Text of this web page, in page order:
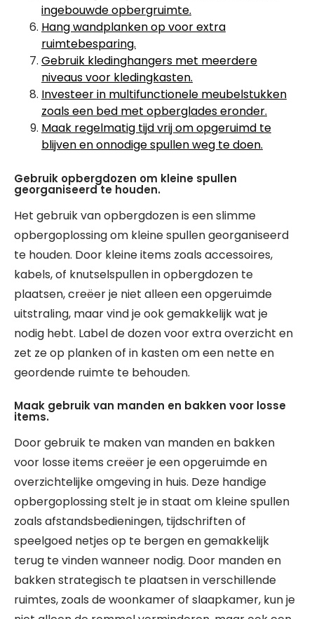
ingebouwde opbergruimte.
Hang wandplanken op voor extra
ruimtebesparing.
Gebruik kledinghangers met meerdere
niveaus voor kledingkasten.
Investeer in multifunctionele meubelstukken
zoals een bed met opberglades eronder.
Maak regelmatig tijd vrij om opgeruimd te
blijven en onnodige spullen weg te doen.
Gebruik opbergdozen om kleine spullen
georganiseerd te houden.
Het gebruik van opbergdozen is een slimme
opbergoplossing om kleine spullen georganiseerd
te houden. Door kleine items zoals accessoires,
kabels, of knutselspullen in opbergdozen te
plaatsen, creëer je niet alleen een opgeruimde
uitstraling, maar vind je ook gemakkelijk wat je
nodig hebt. Label de dozen voor extra overzicht en
zet ze op planken of in kasten om een nette en
geordende ruimte te behouden.
Maak gebruik van manden en bakken voor losse
items.
Door gebruik te maken van manden en bakken
voor losse items creëer je een opgeruimde en
overzichtelijke omgeving in huis. Deze handige
opbergoplossing stelt je in staat om kleine spullen
zoals afstandsbedieningen, tijdschriften of
speelgoed netjes op te bergen en gemakkelijk
terug te vinden wanneer nodig. Door manden en
bakken strategisch te plaatsen in verschillende
ruimtes, zoals de woonkamer of slaapkamer, kun je